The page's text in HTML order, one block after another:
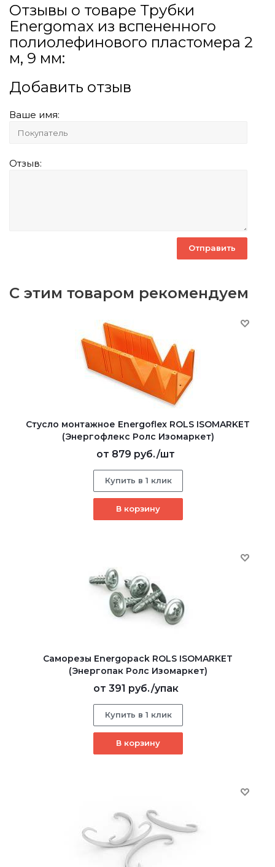
Отзывы о товаре Трубки
Energomax из вспененного
полиолефинового пластомера 2
м, 9 мм:
Добавить отзыв
Ваше имя:
Отзыв:
С этим товаром рекомендуем
Стусло монтажное Energoflex ROLS ISOMARKET
(Энергофлекс Ролс Изомаркет)
от 879 руб./шт
Купить в 1 клик
В корзину
Саморезы Energopack ROLS ISOMARKET
(Энергопак Ролс Изомаркет)
от 391 руб./упак
Купить в 1 клик
В корзину